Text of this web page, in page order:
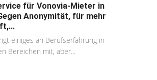
für Vonovia-Mieter in
Anonymität, für mehr
einiges an Berufserfahrung in
Bereichen mit, aber...